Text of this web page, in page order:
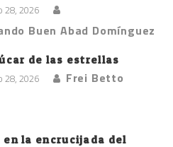
28, 2026
Buen Abad Domínguez
de las estrellas
28, 2026 Frei Betto
en la encrucijada del